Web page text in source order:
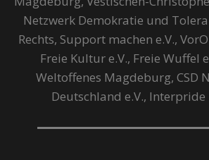
Netzwerk Demokratie und
Rechts, Support machen e.V.,
Freie Kultur e.V., Freie Wuffel
Weltoffenes Magdeburg, CSD
Deutschland e.V., Interpride